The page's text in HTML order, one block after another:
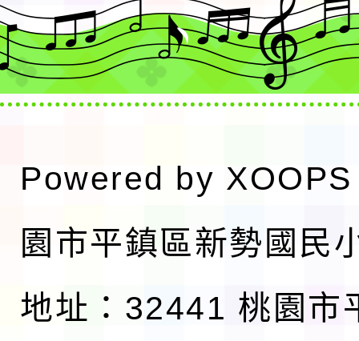
Powered by XOOPS
園市平鎮區新勢國民
地址：32441 桃園市